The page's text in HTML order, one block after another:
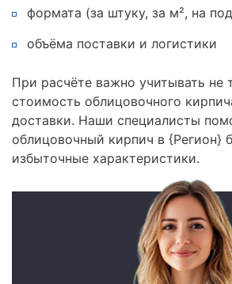
формата (за штуку, за м², на
объёма поставки и логистики
При расчёте важно учитывать не
стоимость облицовочного
доставки. Наши специалисты
облицовочный кирпич в {Регион}
избыточные характеристики.